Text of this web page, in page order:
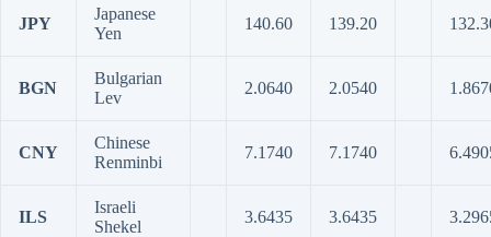
JPY
Japanese
Yen
140.60 139.20
BGN
Bulgarian
Lev
2.0640 2.0540
CNY
Chinese
Renminbi
7.1740 7.1740
ILS
Israeli
Shekel
3.6435 3.6435